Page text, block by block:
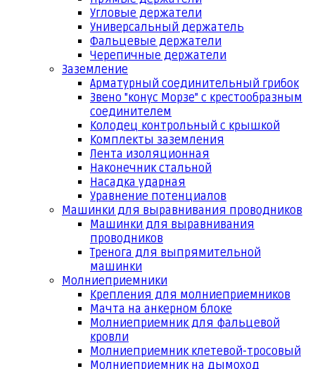
Угловые держатели
Универсальный держатель
Фальцевые держатели
Черепичные держатели
Заземление
Арматурный соединительный грибок
Звено "конус Морзе" с крестообразным
соединителем
Колодец контрольный с крышкой
Комплекты заземления
Лента изоляционная
Наконечник стальной
Насадка ударная
Уравнение потенциалов
Машинки для выравнивания проводников
Машинки для выравнивания
проводников
Тренога для выпрямительной
машинки
Молниеприемники
Крепления для молниеприемников
Мачта на анкерном блоке
Молниеприемник для фальцевой
кровли
Молниеприемник клетевой-тросовый
Молниеприемник на дымоход